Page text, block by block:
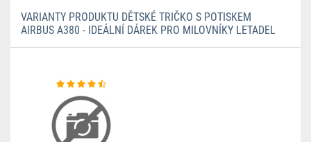
VARIANTY PRODUKTU DĚTSKÉ TRIČKO S POTISKEM
AIRBUS A380 - IDEÁLNÍ DÁREK PRO MILOVNÍKY LETADEL